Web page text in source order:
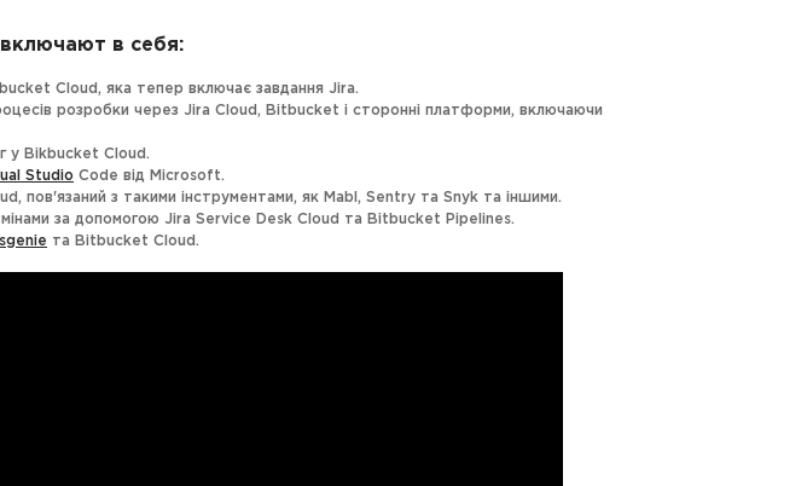
в себя:
Cloud, яка тепер включає завдання Jira.
розробки через Jira Cloud, Bitbucket і сторонні платформи, включаючи
у Bikbucket Cloud.
Studio Code від Microsoft.
пов'язаний з такими інструментами, як Mabl, Sentry та Snyk та іншими.
за допомогою Jira Service Desk Cloud та Bitbucket Pipelines.
та Bitbucket Cloud.